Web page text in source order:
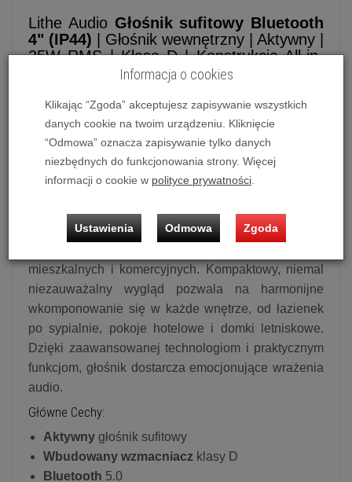
Lithe Audio Głośnik sufitowy Bluetooth
4" (IP44) | Głośnik wewnętrzny | Aktywny |
25W RMS | Klasa D | Konstrukcja All-in-
One | Bluetooth 5.0 | Konfiguracja przez
ochrony IP44
Przedstawiamy kompaktowy, aktywny
sufitowy Bluetooth 4"
od Lithe Audio -
wszechstronne rozwiązanie do streamowania
muzyki bezpośrednio ze smartfona lub tabletu.
Bluetooth 5.0 urządzenie zapewnia prostą instalację
mieszkalnych i komercyjnych. Kompaktowy, niemal
niezauważalny wygląd pozwala na harmonijne
wkomponowanie się w każde wnętrze, od łazienek
po sypialnie, pokoje hotelowe i domki letniskowe.
Dzięki zaawansowanej technologiom i praktycznym
funkcjom, głośnik dostarcza emocjonujące wrażenia
audio.
Główne Cechy:
Aktywny głośnik sufitowy
Wbudowany wzmacniacz klasy D
Bluetooth 5.0
Informacja o cookies
Klikając “Zgoda” akceptujesz zapisywanie wszystkich
danych cookie na twoim urządzeniu. Kliknięcie
“Odmowa” oznacza zapisywanie tylko danych
niezbędnych do funkcjonowania strony. Więcej
informacji o cookie w polityce prywatności
Ustawienia Odmowa Zgoda